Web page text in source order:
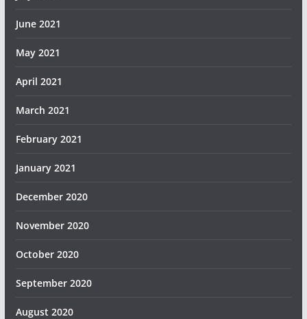
June 2021
May 2021
April 2021
March 2021
February 2021
January 2021
December 2020
November 2020
October 2020
September 2020
August 2020